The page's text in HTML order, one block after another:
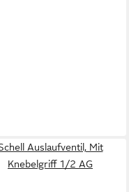
Auslaufventil, Mit
Knebelgriff 1/2 AG